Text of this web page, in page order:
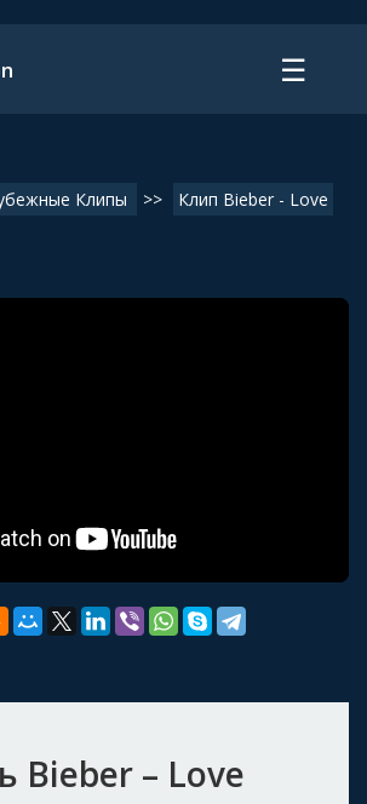
☰
Клипы >> Клип Bieber - Love
Bieber – Love